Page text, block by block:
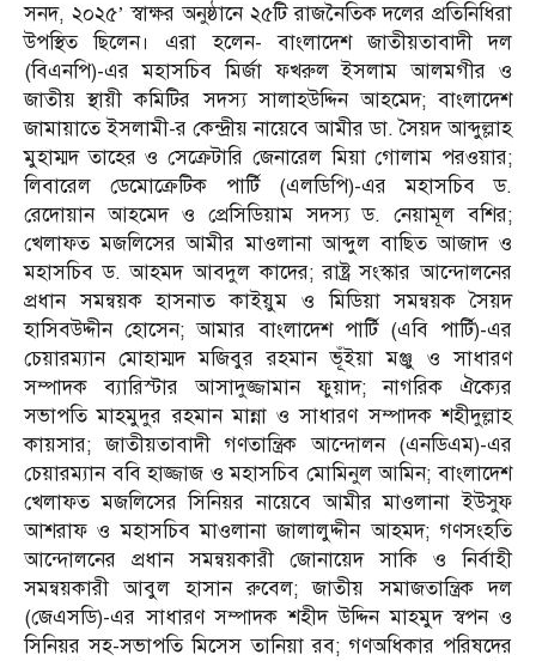
সনদ, ২০২৫’ স্বাক্ষর অনুষ্ঠানে ২৫টি রাজনৈতিক দলের প্রতিনিধিরা
উপস্থিত ছিলেন। এরা হলেন- বাংলাদেশ জাতীয়তাবাদী দল
(বিএনপি)-এর মহাসচিব মির্জা ফখরুল ইসলাম আলমগীর ও
জাতীয় স্থায়ী কমিটির সদস্য সালাহউদ্দিন আহমেদ; বাংলাদেশ
জামায়াতে ইসলামী-র কেন্দ্রীয় নায়েবে আমীর ডা. সৈয়দ আব্দুল্লাহ
মুহাম্মদ তাহের ও সেক্রেটারি জেনারেল মিয়া গোলাম পরওয়ার;
লিবারেল ডেমোক্রেটিক পার্টি (এলডিপি)-এর মহাসচিব ড.
রেদোয়ান আহমেদ ও প্রেসিডিয়াম সদস্য ড. নেয়ামূল বশির;
খেলাফত মজলিসের আমীর মাওলানা আব্দুল বাছিত আজাদ ও
মহাসচিব ড. আহমদ আবদুল কাদের; রাষ্ট্র সংস্কার আন্দোলনের
প্রধান সমন্বয়ক হাসনাত কাইয়ুম ও মিডিয়া সমন্বয়ক সৈয়দ
হাসিবউদ্দীন হোসেন; আমার বাংলাদেশ পার্টি (এবি পার্টি)-এর
চেয়ারম্যান মোহাম্মদ মজিবুর রহমান ভূঁইয়া মঞ্জু ও সাধারণ
সম্পাদক ব্যারিস্টার আসাদুজ্জামান ফুয়াদ; নাগরিক ঐক্যের
সভাপতি মাহমুদুর রহমান মান্না ও সাধারণ সম্পাদক শহীদুল্লাহ
কায়সার; জাতীয়তাবাদী গণতান্ত্রিক আন্দোলন (এনডিএম)-এর
চেয়ারম্যান ববি হাজ্জাজ ও মহাসচিব মোমিনুল আমিন; বাংলাদেশ
খেলাফত মজলিসের সিনিয়র নায়েবে আমীর মাওলানা ইউসুফ
আশরাফ ও মহাসচিব মাওলানা জালালুদ্দীন আহমদ; গণসংহতি
আন্দোলনের প্রধান সমন্বয়কারী জোনায়েদ সাকি ও নির্বাহী
সমন্বয়কারী আবুল হাসান রুবেল; জাতীয় সমাজতান্ত্রিক দল
(জেএসডি)-এর সাধারণ সম্পাদক শহীদ উদ্দিন মাহমুদ স্বপন ও
সিনিয়র সহ-সভাপতি মিসেস তানিয়া রব; গণঅধিকার পরিষদের